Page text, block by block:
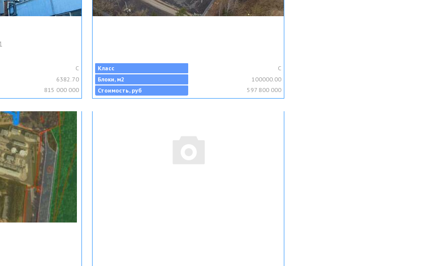
C
6382.70
815 000 000
Класс
C
Блоки, м2
100000.00
Стоимость, руб
597 800 000